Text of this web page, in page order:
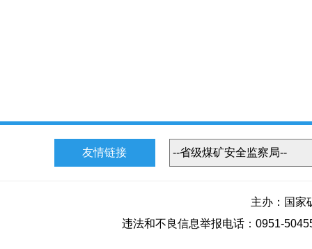
友情链接
主办：国家
违法和不良信息举报电话：0951-